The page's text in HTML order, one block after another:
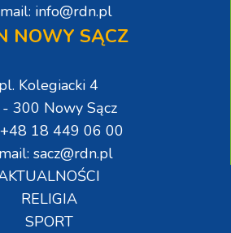
info@rdn.pl
NOWY SĄCZ
pl. Kolegiacki 4
300 Nowy Sącz
18 449 06 00
sacz@rdn.pl
RELIGIA
SPORT